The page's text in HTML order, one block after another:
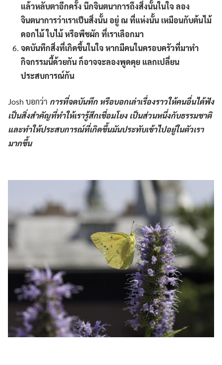
แล้วหลับตาอีกครั้ง นึกจินตนาการถึงสิ่งนั้นในใจ ลอง
จินตนาการว่าเราเป็นสิ่งนั้น อยู่ ณ ที่แห่งนั้น เหมือนกับต้นไม้
ดอกไม้ ใบไม้ หรือพืชผัก ที่เราเลือกมา
จดบันทึกสิ่งที่เกิดขึ้นในใจ หากมีคนในครอบครัวที่มาทำ
กิจกรรมนี้ด้วยกัน ก็อาจจะลองพูดคุย แลกเปลี่ยน
ประสบการณ์กัน
Josh บอกว่า การที่จดบันทึก หรือบอกเล่าเรื่องราวให้คนอื่นได้ฟัง
เป็นสิ่งสำคัญที่ทำให้เรารู้สึกเชื่อมโยง เป็นส่วนหนึ่งกับธรรมชาติ
และทำให้ประสบการณ์ที่เกิดขึ้นมันประทับเข้าไปอยู่ในตัวเรา
มากขึ้น